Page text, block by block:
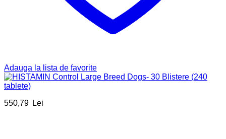
Adauga la lista de favorite
550,79 Lei